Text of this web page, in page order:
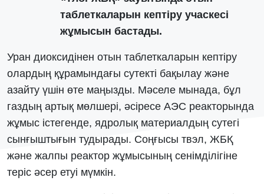
таблеткаларын кептіру учаскесі
жұмысын бастады.
Уран диоксидінен отын таблеткаларын кептіру
олардың құрамындағы сутекті бақылау және
азайту үшін өте маңызды. Мәселе мынада, бұл
газдың артық мөлшері, әсіресе АЭС реакторында
жұмыс істегенде, ядролық материалдың сутегі
сынғыштығын тудырады. Соңғысы твэл, ЖБҚ
және жалпы реактор жұмысының сенімділігіне
теріс әсер етуі мүмкін.